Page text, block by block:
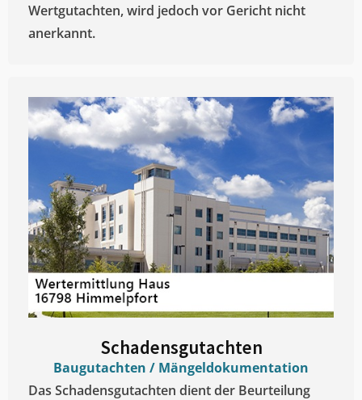
Wertgutachten, wird jedoch vor Gericht nicht
anerkannt.
Schadensgutachten
Baugutachten / Mängeldokumentation
Das Schadensgutachten dient der Beurteilung